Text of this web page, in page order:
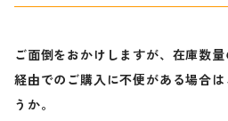
ご面倒をおかけしますが、在庫数
経由でのご購入に不便がある場合
うか。